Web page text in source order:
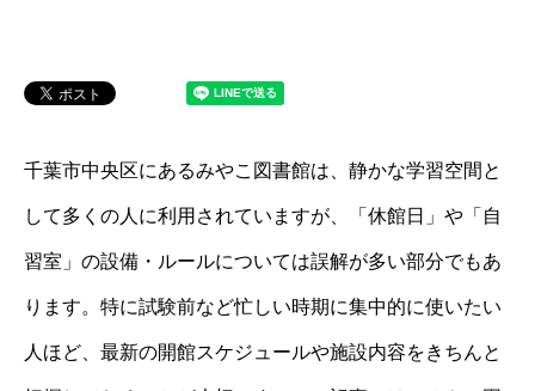
千葉市中央区にあるみやこ図書館は、静かな学習空間と
して多くの人に利用されていますが、「休館日」や「自
習室」の設備・ルールについては誤解が多い部分でもあ
ります。特に試験前など忙しい時期に集中的に使いたい
人ほど、最新の開館スケジュールや施設内容をきちんと